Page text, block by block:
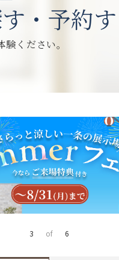
・予約
ください。
4 of 6